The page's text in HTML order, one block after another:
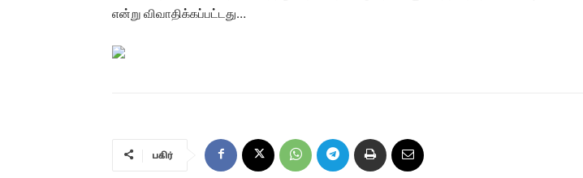
என்று விவாதிக்கப்பட்டது…
பகிர்